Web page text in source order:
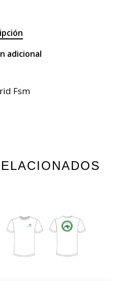
adicional
Fsm